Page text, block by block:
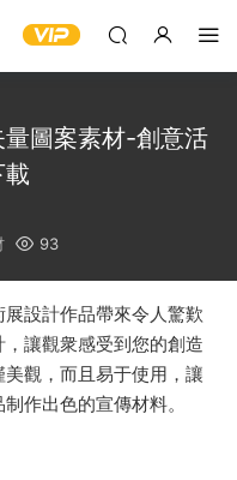
圖案素材-創意活
93
設計作品帶來令人驚歎
讓觀衆感受到您的創造
觀，而且易于使用，讓
作出色的宣傳材料。